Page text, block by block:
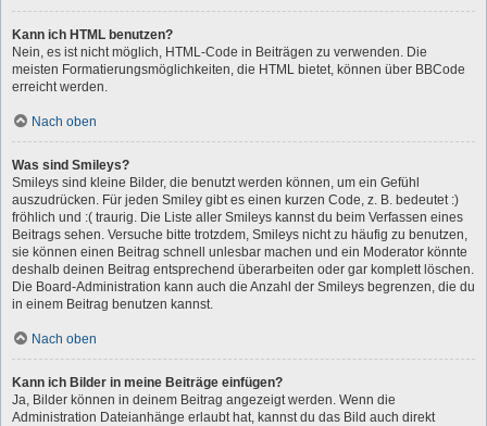
Kann ich HTML benutzen?
Nein, es ist nicht möglich, HTML-Code in Beiträgen zu verwenden. Die
meisten Formatierungsmöglichkeiten, die HTML bietet, können über BBCode
erreicht werden.
Nach oben
Was sind Smileys?
Smileys sind kleine Bilder, die benutzt werden können, um ein Gefühl
auszudrücken. Für jeden Smiley gibt es einen kurzen Code, z. B. bedeutet :)
fröhlich und :( traurig. Die Liste aller Smileys kannst du beim Verfassen eines
Beitrags sehen. Versuche bitte trotzdem, Smileys nicht zu häufig zu benutzen,
sie können einen Beitrag schnell unlesbar machen und ein Moderator könnte
deshalb deinen Beitrag entsprechend überarbeiten oder gar komplett löschen.
Die Board-Administration kann auch die Anzahl der Smileys begrenzen, die du
in einem Beitrag benutzen kannst.
Nach oben
Kann ich Bilder in meine Beiträge einfügen?
Ja, Bilder können in deinem Beitrag angezeigt werden. Wenn die
Administration Dateianhänge erlaubt hat, kannst du das Bild auch direkt